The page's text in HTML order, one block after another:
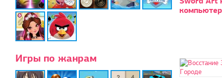
Игры по жанрам
компьютер